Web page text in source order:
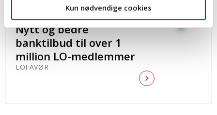
Kun nødvendige cookies
Nytt og bedre
banktilbud til over 1
million LO-medlemmer
LOFAVØR